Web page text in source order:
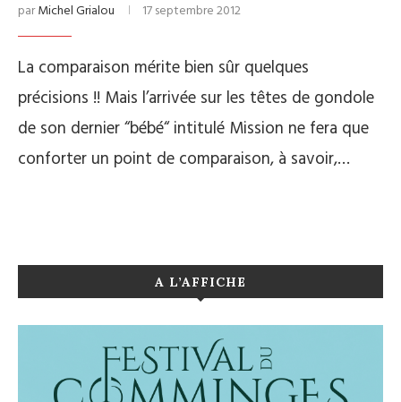
parMichel Grialou 17 septembre 2012
La comparaison mérite bien sûr quelques
précisions !! Mais l’arrivée sur les têtes de gondole
de son dernier “bébé“ intitulé Mission ne fera que
conforter un point de comparaison, à savoir,…
A L’AFFICHE